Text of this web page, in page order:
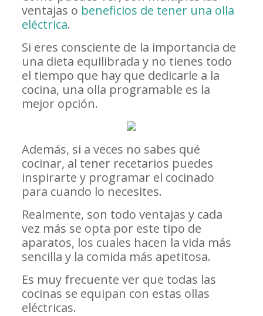
ventajas o beneficios de tener una olla
eléctrica.
Si eres consciente de la importancia de
una dieta equilibrada y no tienes todo
el tiempo que hay que dedicarle a la
cocina, una olla programable es la
mejor opción.
Además, si a veces no sabes qué
cocinar, al tener recetarios puedes
inspirarte y programar el cocinado
para cuando lo necesites.
Realmente, son todo ventajas y cada
vez más se opta por este tipo de
aparatos, los cuales hacen la vida más
sencilla y la comida más apetitosa.
Es muy frecuente ver que todas las
cocinas se equipan con estas ollas
eléctricas.